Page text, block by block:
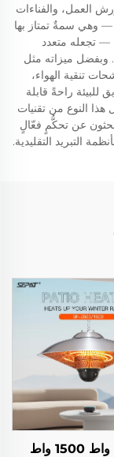
العمل، والفناءات
— وهي سمةٌ تمتاز بها
— تجعله متعدد
وبفضل ميزاته مثل
تنقية الهواء،
للبيئة راحةً قابلة
هذا النوع من تقنيات
يبحثون عن تحكُّمٍ فعّالٍ
التبريد التقليدية.
2500 واط 1500 واط